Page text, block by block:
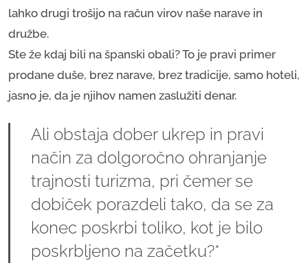
lahko drugi trošijo na račun virov naše narave in
družbe.
Ste že kdaj bili na španski obali? To je pravi primer
prodane duše, brez narave, brez tradicije, samo hoteli,
jasno je, da je njihov namen zaslužiti denar.
Ali obstaja dober ukrep in pravi
način za dolgoročno ohranjanje
trajnosti turizma, pri čemer se
dobiček porazdeli tako, da se za
konec poskrbi toliko, kot je bilo
poskrbljeno na začetku?*